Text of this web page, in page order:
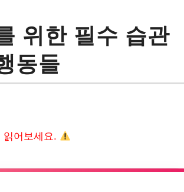
위한 필수 습관
동들
읽어보세요.